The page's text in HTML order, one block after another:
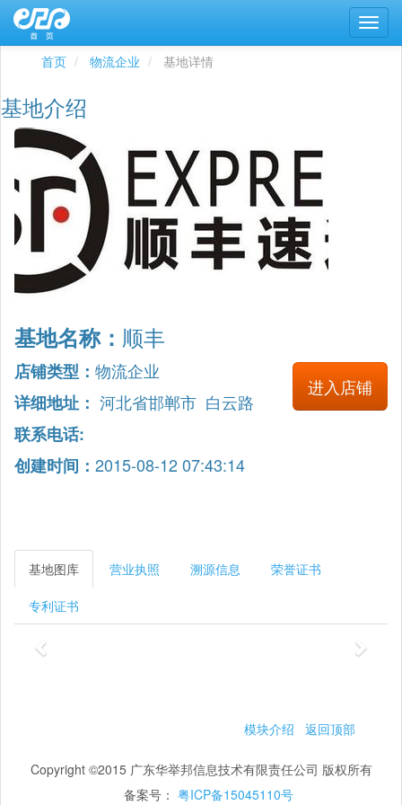
首页 物流企业 基地详情
基地介绍
基地名称： 顺丰
店铺类型： 物流企业
进入店铺
详细地址： 河北省邯郸市 白云路
联系电话:
创建时间： 2015-08-12 07:43:14
基地图库 营业执照 溯源信息 荣誉证书
专利证书
模块介绍 返回顶部
Copyright ©2015 广东华举邦信息技术有限责任公司 版权所有
备案号： 粤ICP备15045110号